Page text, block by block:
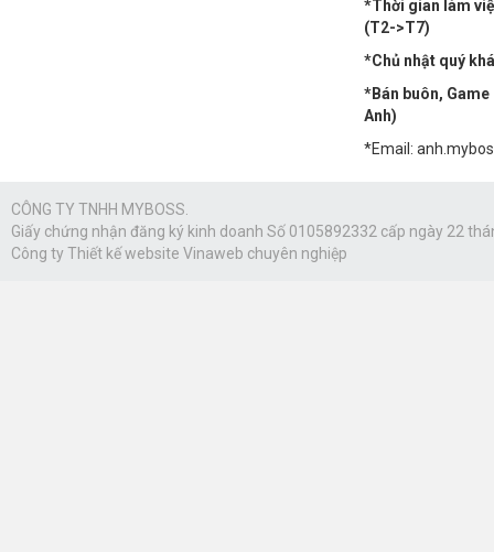
*Thời gian làm
(T2->T7)
*Chủ nhật quý
*Bán buôn, Game
Anh)
*Email:
CÔNG TY TNHH MYBOSS.
Giấy chứng nhận đăng ký kinh doanh Số 0105892332 cấp ngày 22
Công tyThiết kế website Vinaweb chuyên nghiệp